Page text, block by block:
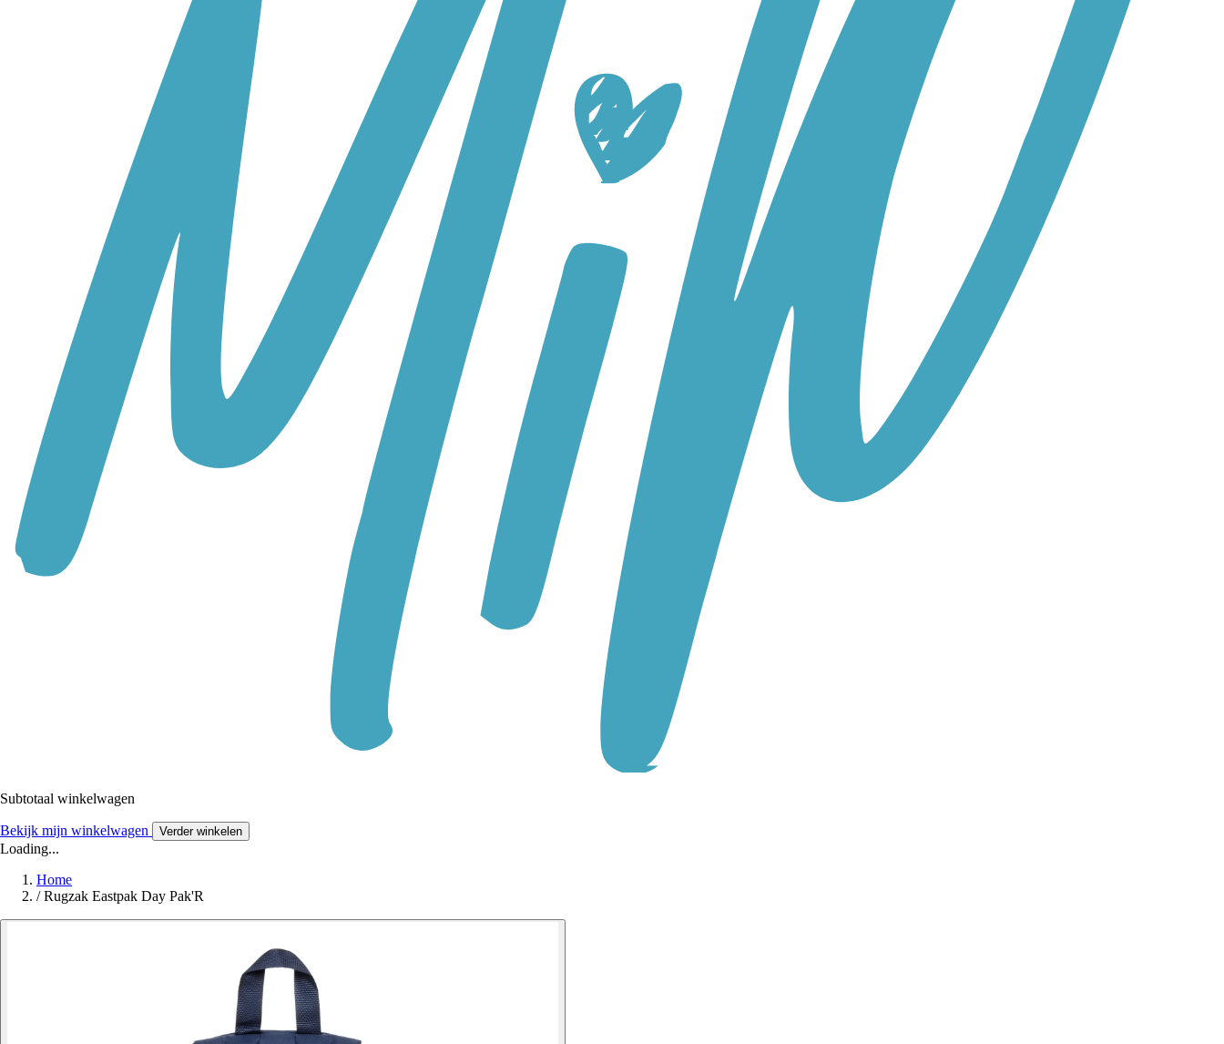
Subtotaal winkelwagen
Bekijk mijn winkelwagen Verder winkelen
Loading...
Home
/ Rugzak Eastpak Day Pak'R